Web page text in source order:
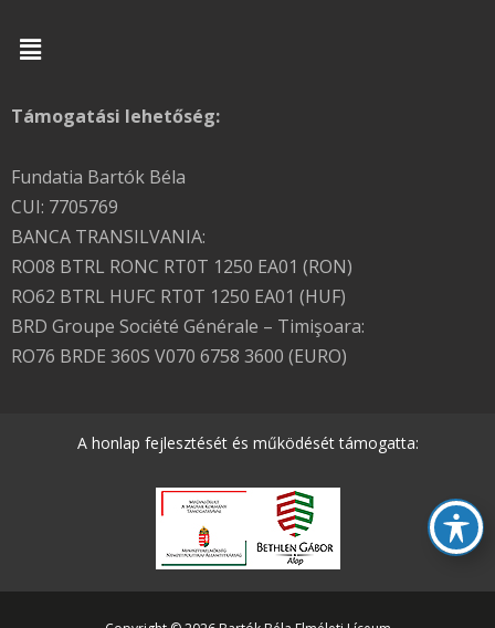
Menu
Támogatási lehetőség:
Fundatia Bartók Béla
CUI: 7705769
BANCA TRANSILVANIA:
RO08 BTRL RONC RT0T 1250 EA01 (RON)
RO62 BTRL HUFC RT0T 1250 EA01 (HUF)
BRD Groupe Société Générale – Timişoara:
RO76 BRDE 360S V070 6758 3600 (EURO)
A honlap fejlesztését és működését támogatta: